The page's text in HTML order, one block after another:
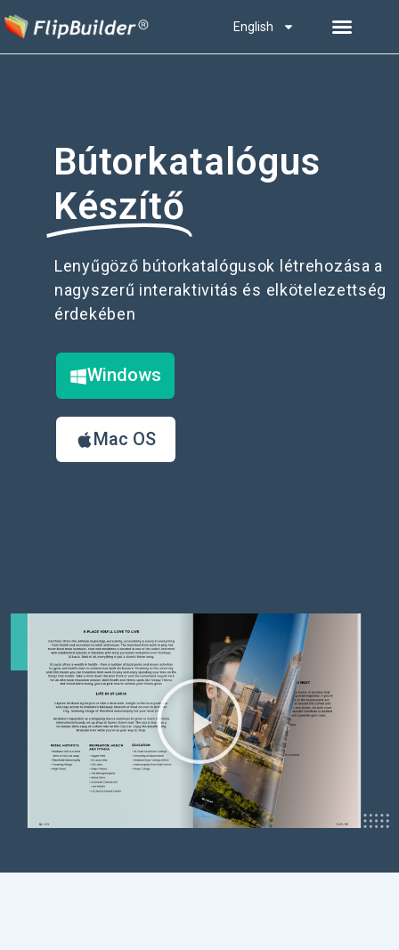
English
Bútorkatalógus
Készítő
Lenyűgöző bútorkatalógusok létrehozása a
nagyszerű interaktivitás és elkötelezettség
érdekében
Windows
Mac OS